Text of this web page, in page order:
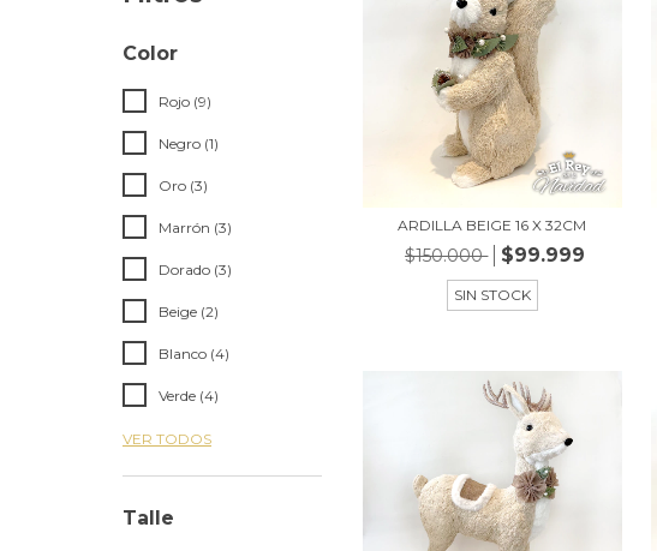
Color
Rojo (9)
Negro (1)
Oro (3)
Marrón (3)
Dorado (3)
Beige (2)
Blanco (4)
Verde (4)
VER TODOS
Talle
ARDILLA BEIGE 16 X 32CM
$150.000 $99.999
SIN STOCK